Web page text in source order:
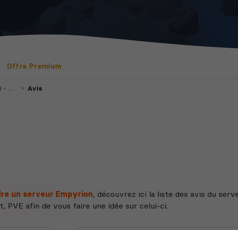
Offre Premium
Avis
un serveur Empyrion, découvrez ici la liste des avis du
PVE afin de vous faire une idée sur celui-ci.